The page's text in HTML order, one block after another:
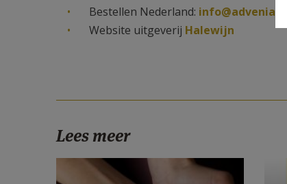
Bestellen Nederland: info@adveniat.nl
Website uitgeverij Halewijn
Lees meer